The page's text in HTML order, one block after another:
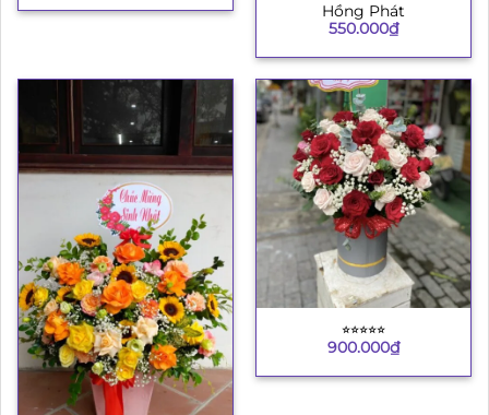
Hồng Phát
550.000₫
⭐︎⭐︎⭐︎⭐︎⭐︎
900.000₫